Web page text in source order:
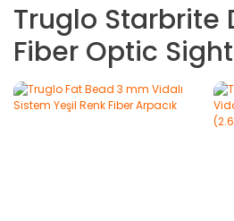
Truglo Starbrite
Fiber Optic Sight